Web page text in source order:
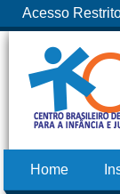
Acesso
Home